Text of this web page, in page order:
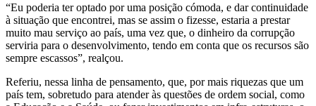
“Eu poderia ter optado por uma posição cómoda, e dar continuidade
à situação que encontrei, mas se assim o fizesse, estaria a prestar
muito mau serviço ao país, uma vez que, o dinheiro da corrupção
serviria para o desenvolvimento, tendo em conta que os recursos são
sempre escassos”, realçou.
Referiu, nessa linha de pensamento, que, por mais riquezas que um
país tem, sobretudo para atender às questões de ordem social, como